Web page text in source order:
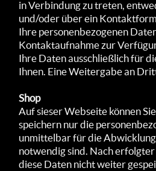
in Verbindung zu treten,
und/oder über ein
Ihre personenbezogenen
Kontaktaufnahme zur
Ihre Daten ausschließlich für
Ihnen. Eine Weitergabe an
Shop
Auf sieser Webseite können
speichern nur die
unmittelbar für die
notwendig sind. Nach
diese Daten nicht weiter